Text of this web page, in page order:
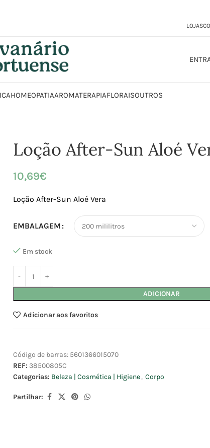
LOJAS
HOMEOPATIAAROMATERAPIAFLORAISOUTROS
Loção After-Sun Aloé
10,69€
Loção After-Sun Aloé Vera
EMBALAGEM
Em stock
ADICIONAR
Adicionar aos favoritos
Código de barras: 5601366015070
REF: 38500805C
Categorias: Beleza | Cosmética | Higiene, Corpo
Partilhar: